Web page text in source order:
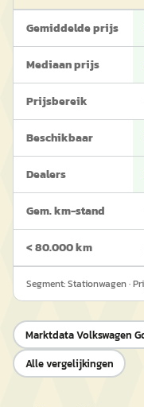
Gemiddelde prijs
Mediaan prijs
Prijsbereik
Beschikbaar
Dealers
Gem. km-stand
< 80.000 km
Segment:Stationwagen·
MarktdataVolkswagen
Alle vergelijkingen